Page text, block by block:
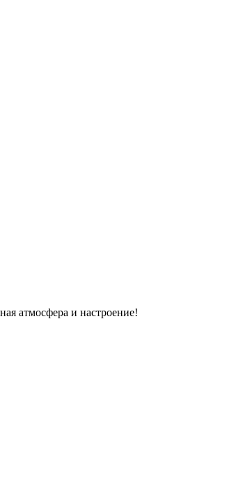
атмосфера и настроение!